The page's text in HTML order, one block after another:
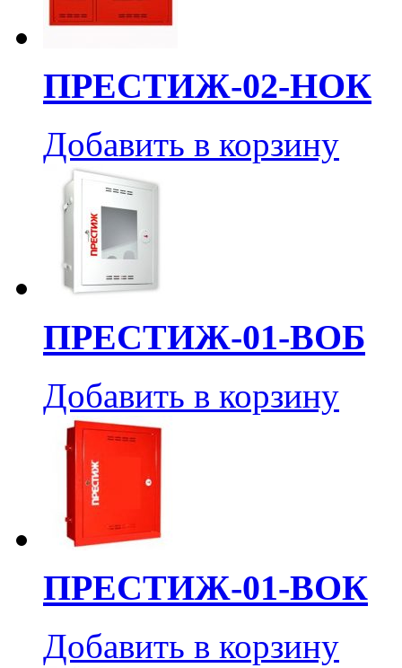
ПРЕСТИЖ-02-НОК
Добавить в корзину
ПРЕСТИЖ-01-ВОБ
Добавить в корзину
ПРЕСТИЖ-01-ВОК
Добавить в корзину